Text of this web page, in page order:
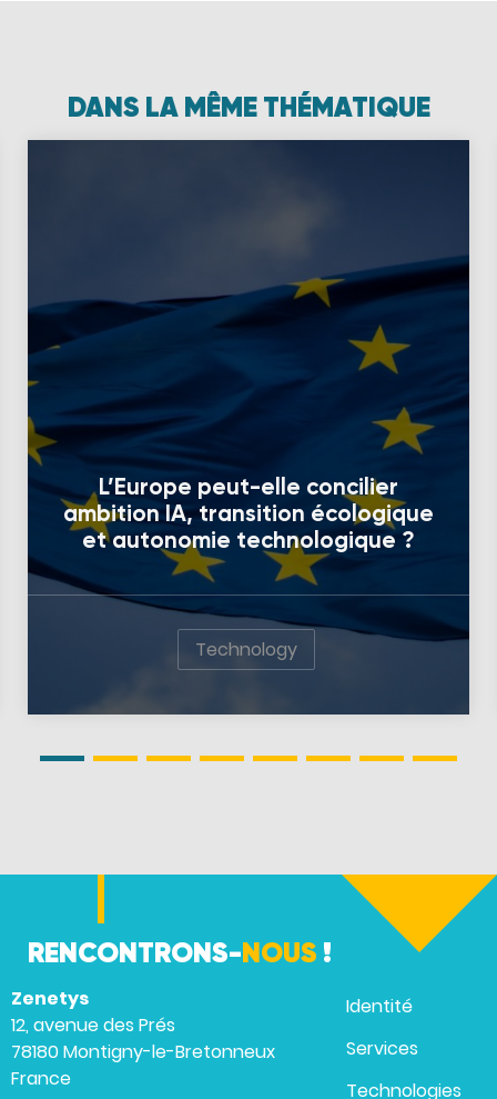
DANS LA MÊME THÉMATIQUE
L’Europe peut-elle concilier
ambition IA, transition écologique
et autonomie technologique ?
Technology
RENCONTRONS-NOUS !
Zenetys
12, avenue des Prés
78180 Montigny-le-Bretonneux
France
Identité
Services
Technologies